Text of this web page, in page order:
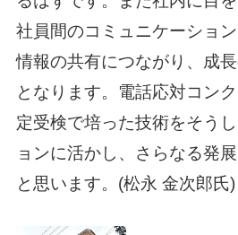
社員間のコミュニケーション
情報の共有につながり、成
となります。電話応対コン
定受検で培った技術をそう
ョンに活かし、さらなる発
と思います。(松永 金次郎氏)